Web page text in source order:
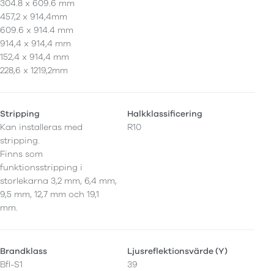
304.8 x 609.6 mm
457,2 x 914,4mm
609.6 x 914.4 mm
914,4 x 914,4 mm
152,4 x 914,4 mm
228,6 x 1219,2mm
Stripping
Kan installeras med
stripping.
Finns som
funktionsstripping i
storlekarna 3,2 mm, 6,4 mm,
9,5 mm, 12,7 mm och 19,1
mm.
Halkklassificering
R10
Brandklass
Bfl-S1
Ljusreflektionsvärde (Y)
39